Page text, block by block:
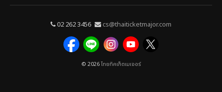
02 262 3456 cs@thaiticketmajor.com
© 2026ไทยทิคเก็ตเมเจอร์